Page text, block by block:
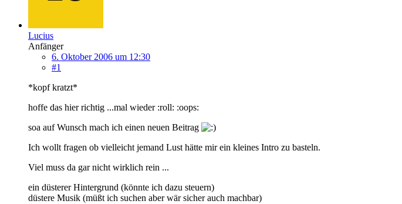
Lucius
Anfänger
6. Oktober 2006 um 12:30
#1
*kopf kratzt*
hoffe das hier richtig ...mal wieder :roll: :oops:
soa auf Wunsch mach ich einen neuen Beitrag
Ich wollt fragen ob vielleicht jemand Lust hätte mir ein kleines Intro zu basteln.
Viel muss da gar nicht wirklich rein ...
ein düsterer Hintergrund (könnte ich dazu steuern)
düstere Musik (müßt ich suchen aber wär sicher auch machbar)